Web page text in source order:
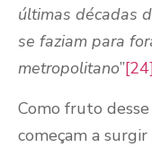
últimas décadas
se faziam para
metropolitano”
Como fruto
começam a